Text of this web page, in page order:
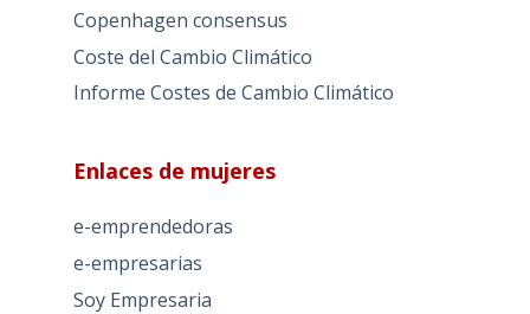
Copenhagen consensus
Coste del Cambio Climático
Informe Costes de Cambio Climático
Enlaces de mujeres
e-emprendedoras
e-empresarias
Soy Empresaria